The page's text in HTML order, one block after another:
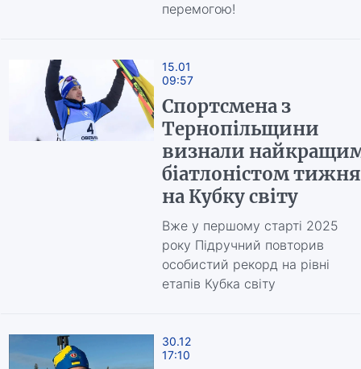
перемогою!
15.01
09:57
Спортсмена з
Тернопільщини
визнали
біатлоністом тижня
на Кубку світу
Вже у першому старті 2025
року Підручний повторив
особистий рекорд на рівні
етапів Кубка світу
30.12
17:10